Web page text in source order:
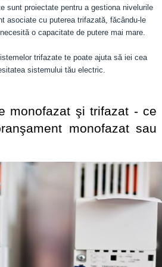
sunt proiectate pentru a gestiona nivelurile
asociate cu puterea trifazată, făcându-le
o capacitate de putere mai mare.
trifazate te poate ajuta să iei cea
sistemului tău electric.
monofazat şi trifazat - ce
monofazat sau